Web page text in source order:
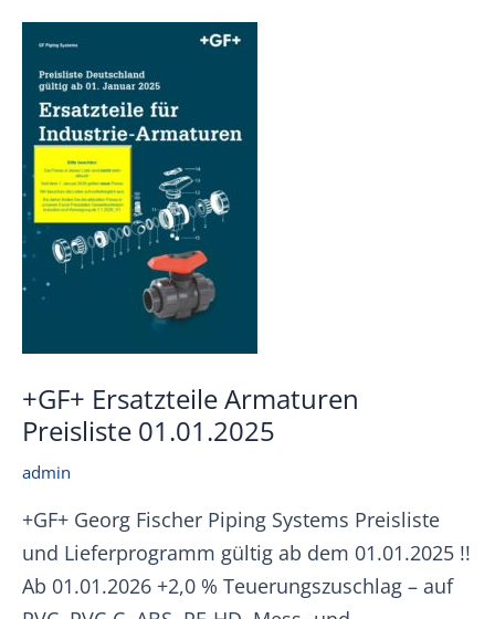
+GF+ Ersatzteile Armaturen
Preisliste 01.01.2025
admin
+GF+ Georg Fischer Piping Systems Preisliste
und Lieferprogramm gültig ab dem 01.01.2025 !!
Ab 01.01.2026 +2,0 % Teuerungszuschlag – auf